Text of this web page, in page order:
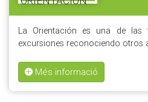
La Orientación es una de las
excursiones reconociendo otros
Més informació